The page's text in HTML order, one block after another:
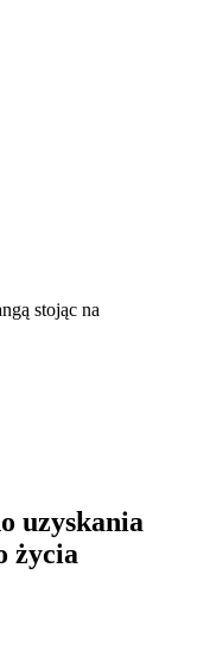
uzyskania
życia